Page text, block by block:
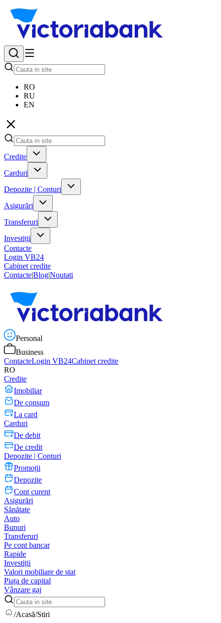
RO
RU
EN
Credite
Carduri
Depozite | Conturi
Asigurări
Transferuri
Investiții
Contacte
Login VB24
Cabinet credite
Contacte|Blog|Noutati
Personal
Business
ContacteLogin VB24Cabinet credite
RO
Credite
Imobiliar
De consum
La card
Carduri
De debit
De credit
Depozite | Conturi
Promoții
Depozite
Cont curent
Asigurări
Sănătate
Auto
Bunuri
Transferuri
Pe cont bancar
Rapide
Investiții
Valori mobiliare de stat
Piața de capital
Vânzare gaj
/Acasă/Stiri